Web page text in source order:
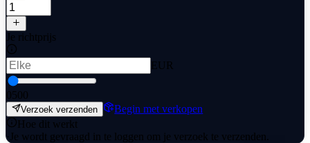
Je richtprijs
EUR
0500
Verzoek verzenden
Begin met verkopen
Hoe dit werkt
· Je wordt gevraagd in te loggen om je verzoek te verzenden.